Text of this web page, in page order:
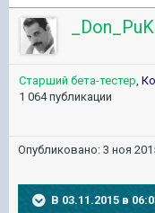
Старший бета-тестер,
1 064 публикации
Опубликовано: 3 ноя
В 03.11.2015 в